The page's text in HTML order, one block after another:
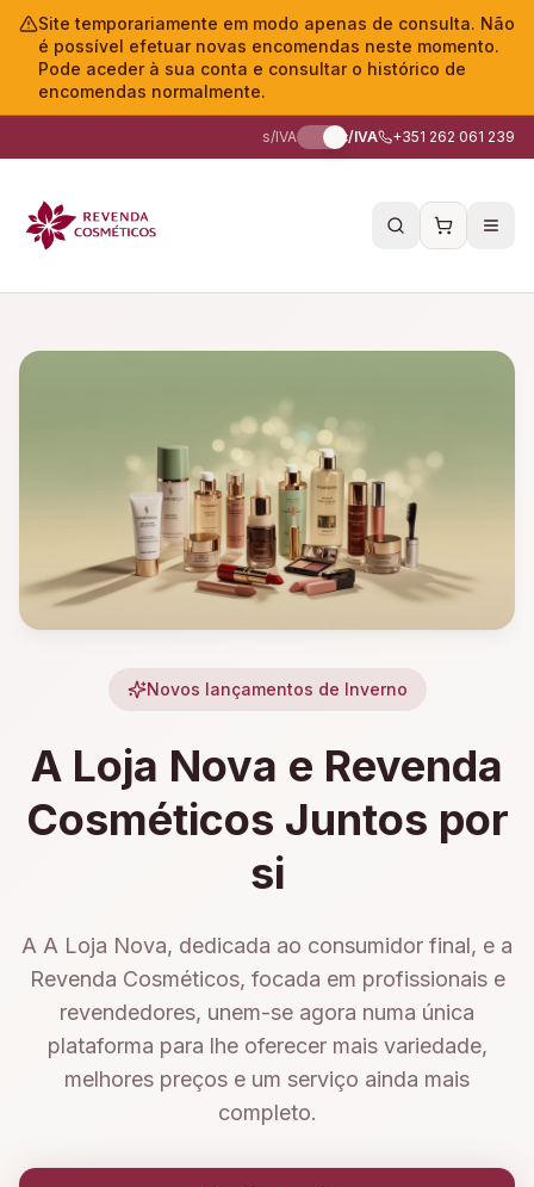
Site temporariamente em modo apenas de consulta. Não
é possível efetuar novas encomendas neste momento.
Pode aceder à sua conta e consultar o histórico de
encomendas normalmente.
s/IVA c/IVA +351 262 061 239
Novos lançamentos de Inverno
A Loja Nova e Revenda
Cosméticos Juntos por
si
A A Loja Nova, dedicada ao consumidor final, e a
Revenda Cosméticos, focada em profissionais e
revendedores, unem-se agora numa única
plataforma para lhe oferecer mais variedade,
melhores preços e um serviço ainda mais
completo.